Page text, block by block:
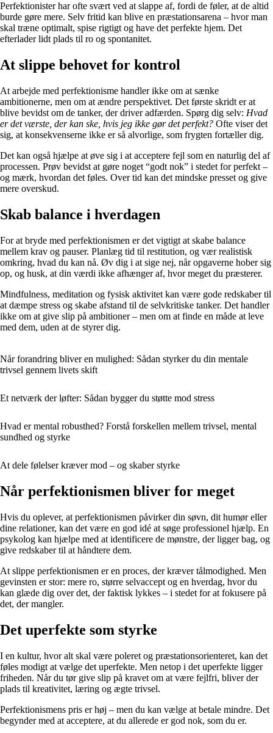
Perfektionister har ofte svært ved at slappe af, fordi de føler, at de altid
burde gøre mere. Selv fritid kan blive en præstationsarena – hvor man
skal træne optimalt, spise rigtigt og have det perfekte hjem. Det
efterlader lidt plads til ro og spontanitet.
At slippe behovet for kontrol
At arbejde med perfektionisme handler ikke om at sænke
ambitionerne, men om at ændre perspektivet. Det første skridt er at
blive bevidst om de tanker, der driver adfærden. Spørg dig selv: Hvad
er det værste, der kan ske, hvis jeg ikke gør det perfekt? Ofte viser det
sig, at konsekvenserne ikke er så alvorlige, som frygten fortæller dig.
Det kan også hjælpe at øve sig i at acceptere fejl som en naturlig del af
processen. Prøv bevidst at gøre noget “godt nok” i stedet for perfekt –
og mærk, hvordan det føles. Over tid kan det mindske presset og give
mere overskud.
Skab balance i hverdagen
For at bryde med perfektionismen er det vigtigt at skabe balance
mellem krav og pauser. Planlæg tid til restitution, og vær realistisk
omkring, hvad du kan nå. Øv dig i at sige nej, når opgaverne hober sig
op, og husk, at din værdi ikke afhænger af, hvor meget du præsterer.
Mindfulness, meditation og fysisk aktivitet kan være gode redskaber til
at dæmpe stress og skabe afstand til de selvkritiske tanker. Det handler
ikke om at give slip på ambitioner – men om at finde en måde at leve
med dem, uden at de styrer dig.
Når forandring bliver en mulighed: Sådan styrker du din mentale
trivsel gennem livets skift
Et netværk der løfter: Sådan bygger du støtte mod stress
Hvad er mental robusthed? Forstå forskellen mellem trivsel, mental
sundhed og styrke
At dele følelser kræver mod – og skaber styrke
Når perfektionismen bliver for meget
Hvis du oplever, at perfektionismen påvirker din søvn, dit humør eller
dine relationer, kan det være en god idé at søge professionel hjælp. En
psykolog kan hjælpe med at identificere de mønstre, der ligger bag, og
give redskaber til at håndtere dem.
At slippe perfektionismen er en proces, der kræver tålmodighed. Men
gevinsten er stor: mere ro, større selvaccept og en hverdag, hvor du
kan glæde dig over det, der faktisk lykkes – i stedet for at fokusere på
det, der mangler.
Det uperfekte som styrke
I en kultur, hvor alt skal være poleret og præstationsorienteret, kan det
føles modigt at vælge det uperfekte. Men netop i det uperfekte ligger
friheden. Når du tør give slip på kravet om at være fejlfri, bliver der
plads til kreativitet, læring og ægte trivsel.
Perfektionismens pris er høj – men du kan vælge at betale mindre. Det
begynder med at acceptere, at du allerede er god nok, som du er.